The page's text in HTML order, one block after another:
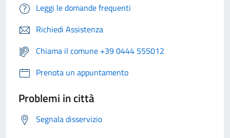
Leggi le domande frequenti
Richiedi Assistenza
Chiama il comune +39 0444 555012
Prenota un appuntamento
Problemi in città
Segnala disservizio